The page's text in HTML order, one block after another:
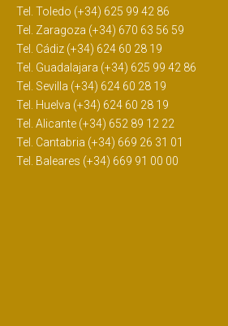
Tel. Toledo (+34) 625 99 42 86
Tel. Zaragoza (+34) 670 63 56 59
Tel. Cádiz (+34) 624 60 28 19
Tel. Guadalajara (+34) 625 99 42 86
Tel. Sevilla (+34) 624 60 28 19
Tel. Huelva (+34) 624 60 28 19
Tel. Alicante (+34) 652 89 12 22
Tel. Cantabria (+34) 669 26 31 01
Tel. Baleares (+34) 669 91 00 00